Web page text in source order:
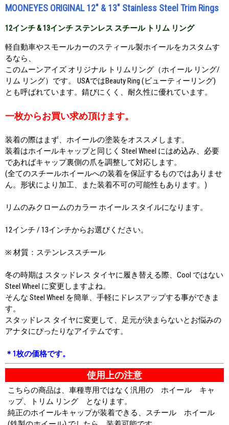
MOONEYES ORIGINAL 12" & 13" Stainless Steel Trim Rings
12インチ & 13インチ ステンレス スチール トリム リング
軽自動車やスモールカーのスティール製ホイールをカスタムす
るなら、
このムーンアイズ オリジナル トリムリング（ホイール リング/
リム リング）です。 USAではBeauty Ring (ビューティーリング)
とも呼ばれています。錆びにくく、耐久性に優れています。
一枚からお買い求め頂けます。
装着の際はまず、ホイールの塗装をオススメします。
装着はホイールキャップと同じく Steel Wheel にはめ込み、必要
であればキャップ裏側の爪を調整して対応します。
(全てのスチールホイールへの装着を保証するものではありませ
ん。形状により加工、また装着不可の可能性もあります。)
リムのみクロームのカラー ホイール スタイルになります。
12インチ / 13インチからお選びください。
※ 材質：ステンレススチール
冬の時期は スタッドレス タイヤに履き替える際、Cool ではない
Steel Wheel に変更しますよね。
そんな Steel Wheel を簡単、手軽にドレスアップする事ができま
す。
スタッドレス タイヤに変更して、足元が決まらないとお悩みの
アナタにぴったりなアイテムです。
＊1枚の価格です。
使用上の注意
こちらの商品は、車種専用ではなく汎用の ホイール キャ
ップ、トリム リング となります。
純正のホイールキャップが装着できる、スチール ホイール